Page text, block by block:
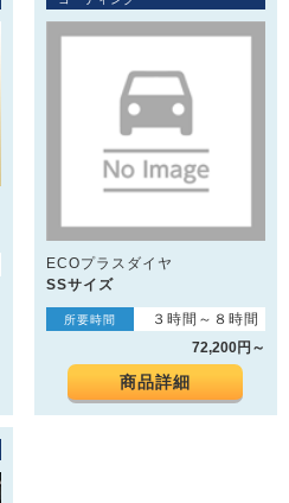
ECOプラスダイヤ
SSサイズ
所要時間
３時間～８時間
72,200円～
商品詳細